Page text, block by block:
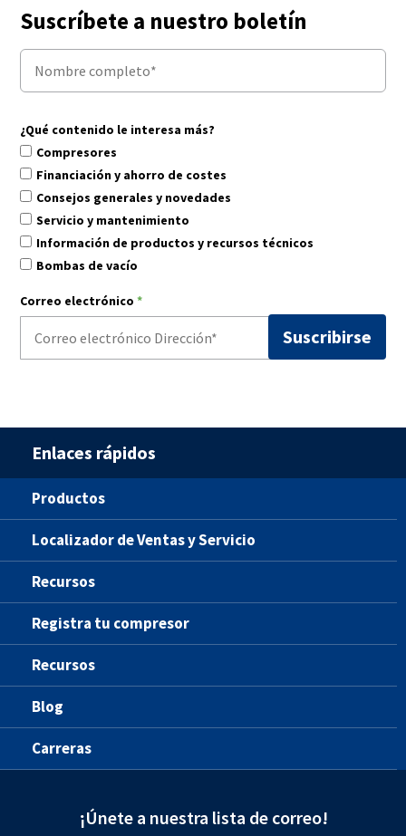
Suscríbete a nuestro boletín
¿Qué contenido le interesa más?
Compresores
Financiación y ahorro de costes
Consejos generales y novedades
Servicio y mantenimiento
Información de productos y recursos técnicos
Bombas de vacío
Correo electrónico *
Enlaces rápidos
Productos
Localizador de Ventas y Servicio
Recursos
Registra tu compresor
Recursos
Blog
Carreras
¡Únete a nuestra lista de correo!